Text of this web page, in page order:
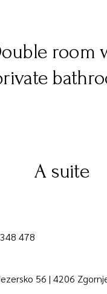
room
A suite
478
56 | 4206